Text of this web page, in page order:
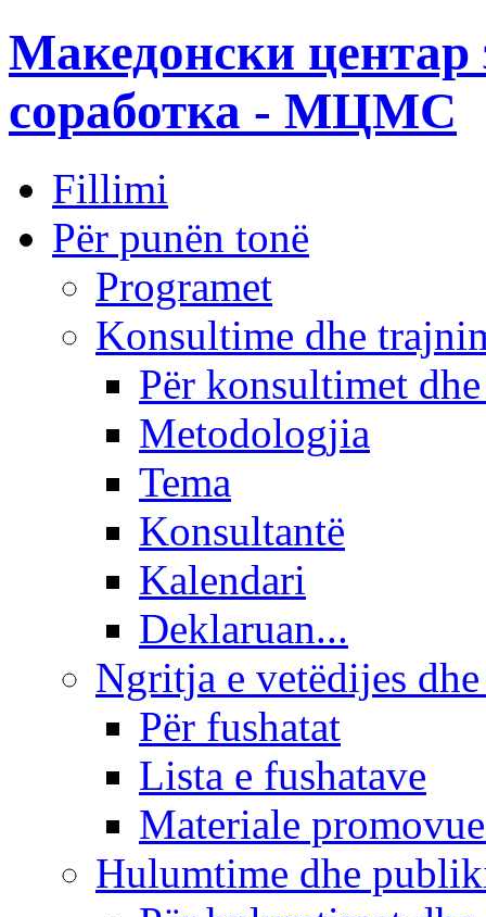
Македонски центар
соработка - МЦМС
Fillimi
Për punën tonë
Programet
Konsultime dhe
Për konsultimet
Metodologjia
Tema
Konsultantë
Kalendari
Deklaruan...
Ngritja e vetëdijes
Për fushatat
Lista e fushatave
Materiale
Hulumtime dhe